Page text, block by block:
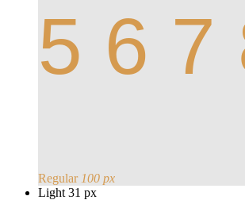
5 6 7
Regular 100 px
Light 31 px